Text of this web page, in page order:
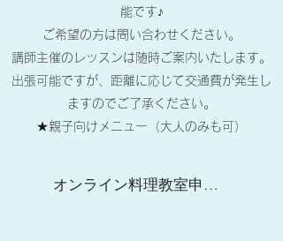
能です♪
ご希望の方は問い合わせください。
​講師主催のレッスンは随時ご案内いたします。
出張可能ですが、距離に応じて交通費が発生し
ますのでご了承ください。
​★親子向けメニュー（大人のみも可）
オンライン料理教室申し込みはこちらから